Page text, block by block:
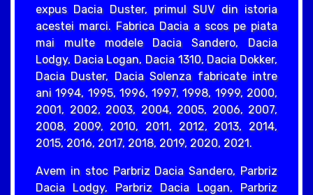
expus Dacia Duster, primul SUV din istoria
acestei marci. Fabrica Dacia a scos pe piata
mai multe modele Dacia Sandero, Dacia
Lodgy, Dacia Logan, Dacia 1310, Dacia Dokker,
Dacia Duster, Dacia Solenza fabricate intre
ani 1994, 1995, 1996, 1997, 1998, 1999, 2000,
2001, 2002, 2003, 2004, 2005, 2006, 2007,
2008, 2009, 2010, 2011, 2012, 2013, 2014,
2015, 2016, 2017, 2018, 2019, 2020, 2021.
Avem in stoc Parbriz Dacia Sandero, Parbriz
Dacia Lodgy, Parbriz Dacia Logan, Parbriz